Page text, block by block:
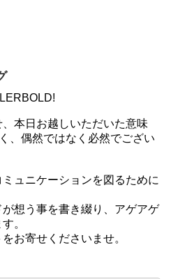
本日お越しいただいた意味
、偶然ではなく必然でござい
ュニケーションを図るために
想う事を書き綴り、アゲアゲ
。
お寄せくださいませ。